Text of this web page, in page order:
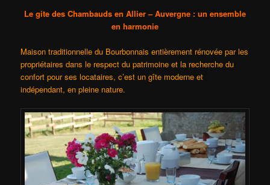
Le gite des Chambauds en Allier – Auvergne : un ensemble
en harmonie
Maison traditionnelle du Bourbonnais entièrement rénovée par les
propriétaires dans le respect du patrimoine et la recherche du
confort pour ses locataires, c’est un gîte moderne et
indépendant, en pleine nature.